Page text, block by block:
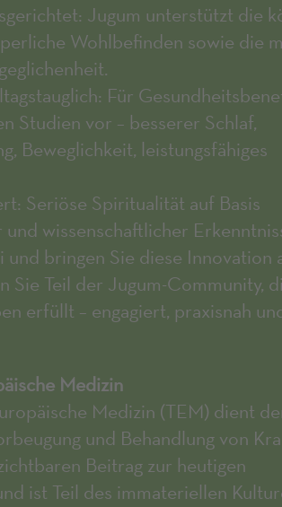
Jugum unterstützt die
Wohlbefinden sowie die
Für
Studien vor – besserer Schlaf,
Beweglichkeit, leistungsfähiges
Seriöse Spiritualität auf Basis
wissenschaftlicher
und bringen Sie diese Innovation
Sie Teil der Jugum-Community,
erfüllt – engagiert, praxisnah
Medizin
Medizin (TEM) dient
und Behandlung von
Beitrag zur heutigen
ist Teil des immateriellen